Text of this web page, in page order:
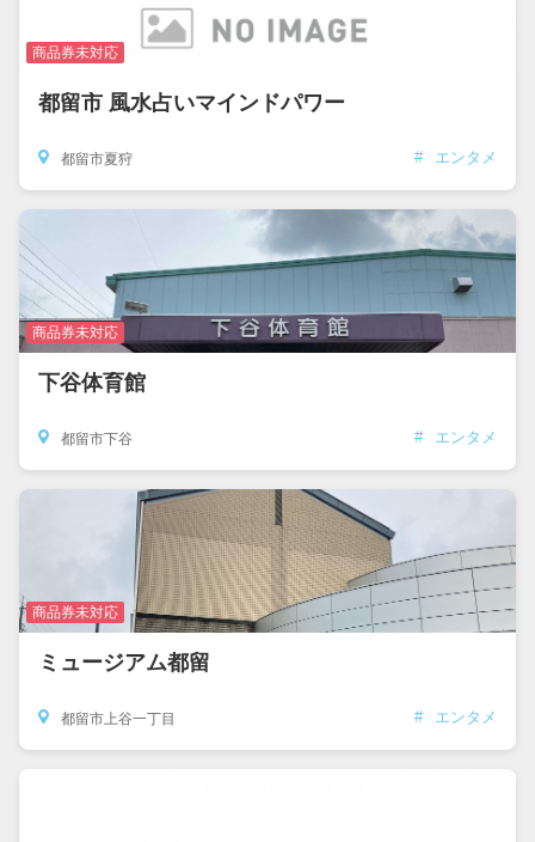
商品券未対応
都留市 風水占いマインドパワー
都留市夏狩 # エンタメ
商品券未対応
下谷体育館
都留市下谷 # エンタメ
商品券未対応
ミュージアム都留
都留市上谷一丁目 # エンタメ